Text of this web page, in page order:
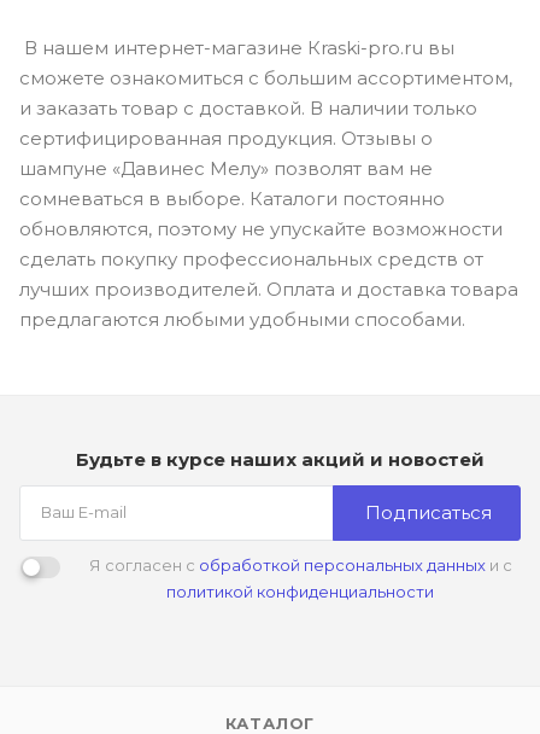
В нашем интернет-магазине Кraski-pro.ru вы
сможете ознакомиться с большим ассортиментом,
и заказать товар с доставкой. В наличии только
сертифицированная продукция. Отзывы о
шампуне «Давинес Мелу» позволят вам не
сомневаться в выборе. Каталоги постоянно
обновляются, поэтому не упускайте возможности
сделать покупку профессиональных средств от
лучших производителей. Оплата и доставка товара
предлагаются любыми удобными способами.
Будьте в курсе наших акций и новостей
Подписаться
Я согласен с обработкой персональных данныхи с
политикой конфиденциальности
КАТАЛОГ